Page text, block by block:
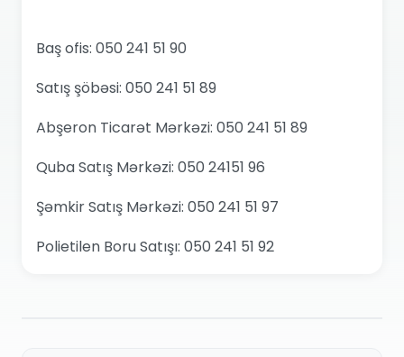
Baş ofis: 050 241 51 90
Satış şöbəsi: 050 241 51 89
Abşeron Ticarət Mərkəzi: 050 241 51 89
Quba Satış Mərkəzi: 050 24151 96
Şəmkir Satış Mərkəzi: 050 241 51 97
Polietilen Boru Satışı: 050 241 51 92